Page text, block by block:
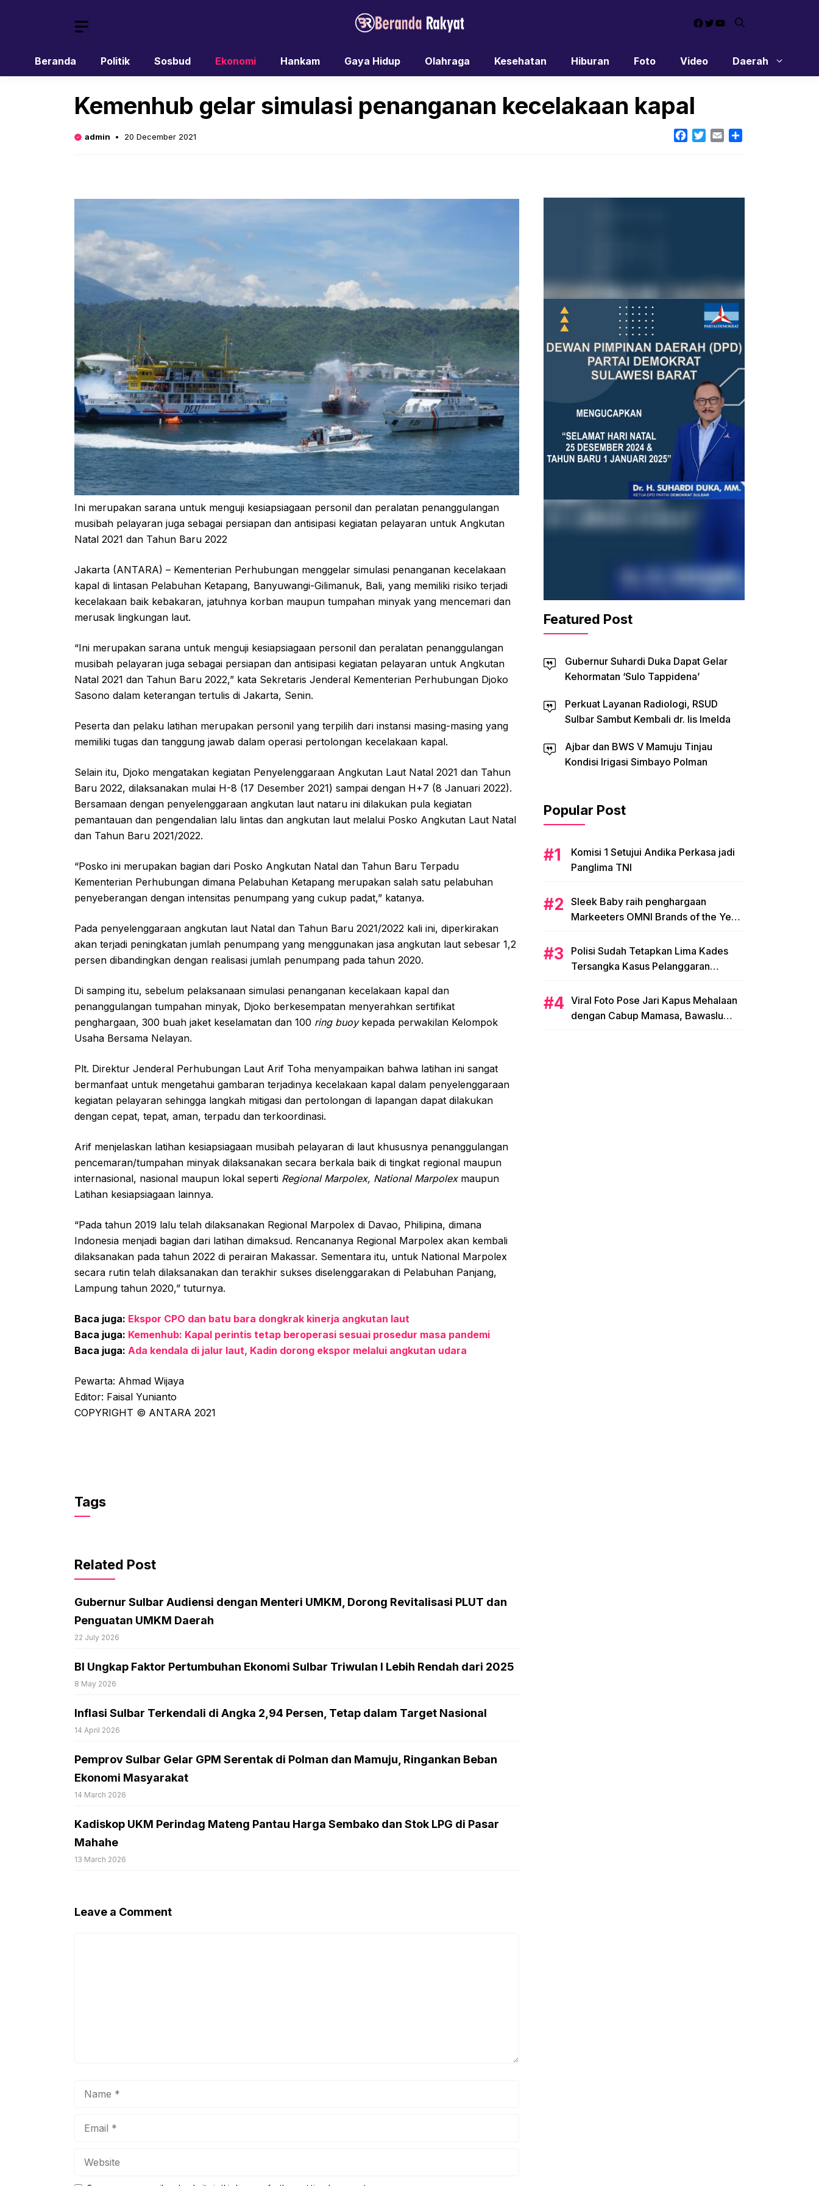
Facebook
Twitter
YouTube
Beranda Politik Sosbud Ekonomi Hankam Gaya Hidup Olahraga Kesehatan Hiburan Foto Video Daerah
Kemenhub gelar simulasi penanganan kecelakaan kapal
admin 20 December 2021 Facebook
TwitterEmail
Ini merupakan sarana untuk menguji kesiapsiagaan personil dan peralatan penanggulangan
musibah pelayaran juga sebagai persiapan dan antisipasi kegiatan pelayaran untuk Angkutan
Natal 2021 dan Tahun Baru 2022
Jakarta (ANTARA) – Kementerian Perhubungan menggelar simulasi penanganan kecelakaan
kapal di lintasan Pelabuhan Ketapang, Banyuwangi-Gilimanuk, Bali, yang memiliki risiko terjadi
kecelakaan baik kebakaran, jatuhnya korban maupun tumpahan minyak yang mencemari dan
merusak lingkungan laut.
“Ini merupakan sarana untuk menguji kesiapsiagaan personil dan peralatan penanggulangan
musibah pelayaran juga sebagai persiapan dan antisipasi kegiatan pelayaran untuk Angkutan
Natal 2021 dan Tahun Baru 2022,” kata Sekretaris Jenderal Kementerian Perhubungan Djoko
Sasono dalam keterangan tertulis di Jakarta, Senin.
Peserta dan pelaku latihan merupakan personil yang terpilih dari instansi masing-masing yang
memiliki tugas dan tanggung jawab dalam operasi pertolongan kecelakaan kapal.
Selain itu, Djoko mengatakan kegiatan Penyelenggaraan Angkutan Laut Natal 2021 dan Tahun
Baru 2022, dilaksanakan mulai H-8 (17 Desember 2021) sampai dengan H+7 (8 Januari 2022).
Bersamaan dengan penyelenggaraan angkutan laut nataru ini dilakukan pula kegiatan
pemantauan dan pengendalian lalu lintas dan angkutan laut melalui Posko Angkutan Laut Natal
dan Tahun Baru 2021/2022.
“Posko ini merupakan bagian dari Posko Angkutan Natal dan Tahun Baru Terpadu
Kementerian Perhubungan dimana Pelabuhan Ketapang merupakan salah satu pelabuhan
penyeberangan dengan intensitas penumpang yang cukup padat,” katanya.
Pada penyelenggaraan angkutan laut Natal dan Tahun Baru 2021/2022 kali ini, diperkirakan
akan terjadi peningkatan jumlah penumpang yang menggunakan jasa angkutan laut sebesar 1,2
persen dibandingkan dengan realisasi jumlah penumpang pada tahun 2020.
Di samping itu, sebelum pelaksanaan simulasi penanganan kecelakaan kapal dan
penanggulangan tumpahan minyak, Djoko berkesempatan menyerahkan sertifikat
penghargaan, 300 buah jaket keselamatan dan 100 ring buoy kepada perwakilan Kelompok
Usaha Bersama Nelayan.
Plt. Direktur Jenderal Perhubungan Laut Arif Toha menyampaikan bahwa latihan ini sangat
bermanfaat untuk mengetahui gambaran terjadinya kecelakaan kapal dalam penyelenggaraan
kegiatan pelayaran sehingga langkah mitigasi dan pertolongan di lapangan dapat dilakukan
dengan cepat, tepat, aman, terpadu dan terkoordinasi.
Arif menjelaskan latihan kesiapsiagaan musibah pelayaran di laut khususnya penanggulangan
pencemaran/tumpahan minyak dilaksanakan secara berkala baik di tingkat regional maupun
internasional, nasional maupun lokal seperti Regional Marpolex, National Marpolex maupun
Latihan kesiapsiagaan lainnya.
“Pada tahun 2019 lalu telah dilaksanakan Regional Marpolex di Davao, Philipina, dimana
Indonesia menjadi bagian dari latihan dimaksud. Rencananya Regional Marpolex akan kembali
dilaksanakan pada tahun 2022 di perairan Makassar. Sementara itu, untuk National Marpolex
secara rutin telah dilaksanakan dan terakhir sukses diselenggarakan di Pelabuhan Panjang,
Lampung tahun 2020,” tuturnya.
Baca juga: Ekspor CPO dan batu bara dongkrak kinerja angkutan laut
Baca juga: Kemenhub: Kapal perintis tetap beroperasi sesuai prosedur masa pandemi
Baca juga: Ada kendala di jalur laut, Kadin dorong ekspor melalui angkutan udara
Pewarta: Ahmad Wijaya
Editor: Faisal Yunianto
COPYRIGHT © ANTARA 2021
Tags
Related Post
Gubernur Sulbar Audiensi dengan Menteri UMKM, Dorong Revitalisasi PLUT dan
Penguatan UMKM Daerah
22 July 2026
BI Ungkap Faktor Pertumbuhan Ekonomi Sulbar Triwulan I Lebih Rendah dari 2025
8 May 2026
Inflasi Sulbar Terkendali di Angka 2,94 Persen, Tetap dalam Target Nasional
14 April 2026
Pemprov Sulbar Gelar GPM Serentak di Polman dan Mamuju, Ringankan Beban
Ekonomi Masyarakat
14 March 2026
Kadiskop UKM Perindag Mateng Pantau Harga Sembako dan Stok LPG di Pasar
Mahahe
13 March 2026
Leave a Comment
Featured Post
Gubernur Suhardi Duka Dapat Gelar
Kehormatan ‘Sulo Tappidena’
Perkuat Layanan Radiologi, RSUD
Sulbar Sambut Kembali dr. Iis Imelda
Ajbar dan BWS V Mamuju Tinjau
Kondisi Irigasi Simbayo Polman
Popular Post
Komisi 1 Setujui Andika Perkasa jadi
Panglima TNI
Sleek Baby raih penghargaan
Markeeters OMNI Brands of the Year
Polisi Sudah Tetapkan Lima Kades
Tersangka Kasus Pelanggaran
Viral Foto Pose Jari Kapus Mehalaan
dengan Cabup Mamasa, Bawaslu